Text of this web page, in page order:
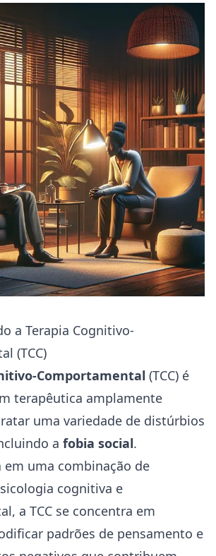
a Terapia Cognitivo-
(TCC)
Comportamental (TCC) é
terapêutica amplamente
uma variedade de distúrbios
a fobia social.
em uma combinação de
cognitiva e
a TCC se concentra em
padrões de pensamento e